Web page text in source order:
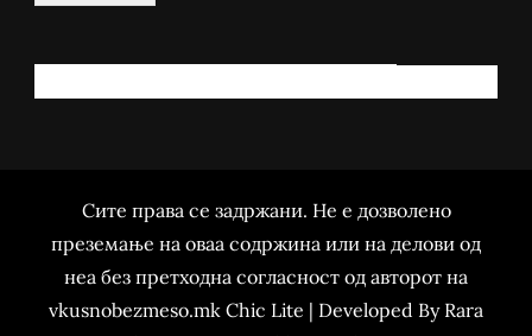
Сите права се задржани. Не е дозволено
преземање на оваа содржина или на делови од
неа без претходна согласност од авторот на
vkusnobezmeso.mk Chic Lite | Developed By Rara